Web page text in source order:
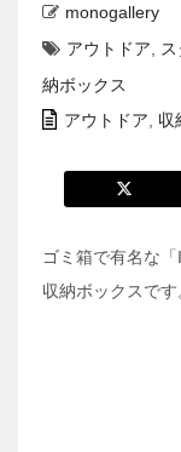
monogallery
アウトドア
納ボックス
アウトドア
収
ゴミ箱で有名な
収納ボックスです